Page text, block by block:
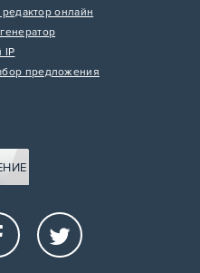
онлайн
IP
предложения